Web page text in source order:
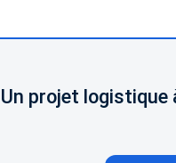
Un projet